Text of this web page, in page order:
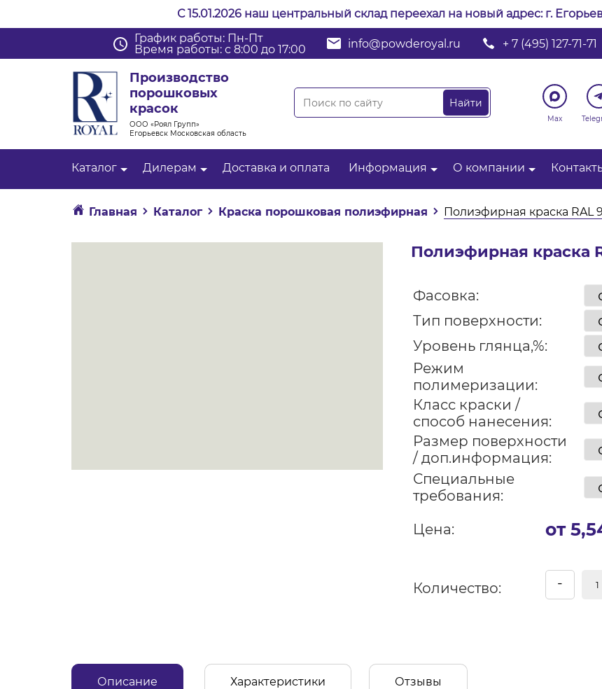
С 15.01.2026 наш центральный склад переехал на новый адрес: г.
График работы: Пн-Пт
Время работы: с 8:00 до 17:00
info@powderoyal.ru + 7 (495) 127-71-71
Производство
порошковых
красок
ООО «Роял Групп»
Егорьевск Московская область
Max
Каталог Дилерам Доставка и оплата Информация О компании
Главная Каталог Краска порошковая полиэфирная Полиэфирная краска RAL
Полиэфирная краска
Фасовка:
Тип поверхности:
Уровень глянца,%:
Режим
полимеризации:
Класс краски /
способ нанесения:
Размер поверхности
/ доп.информация:
Специальные
требования:
Цена:
от
Количество: -
Описание Характеристики Отзывы